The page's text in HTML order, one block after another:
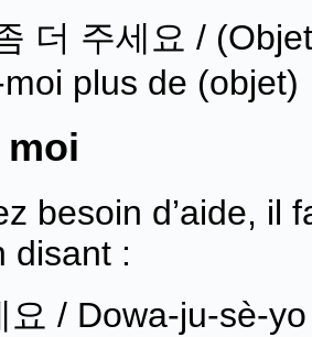
더 주세요 /
plus de (objet)
moi
besoin d’aide, il
disant :
요 / Dowa-ju-sè-